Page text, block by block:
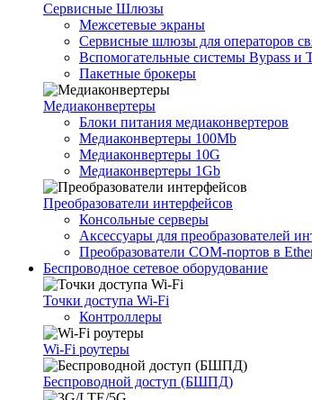
Сервисные Шлюзы
Межсетевые экраны
Сервисные шлюзы для операторов
Вспомогательные системы Bypass и
Пакетные брокеры
Медиаконвертеры
Блоки питания медиаконвертеров
Медиаконвертеры 100Mb
Медиаконвертеры 10G
Медиаконвертеры 1Gb
Преобразователи интерфейсов
Консольные серверы
Аксессуары для преобразователей
Преобразователи COM-портов в
Беспроводное сетевое оборудование
Точки доступа Wi-Fi
Контроллеры
Wi-Fi роутеры
Беспроводной доступ (БШПД)